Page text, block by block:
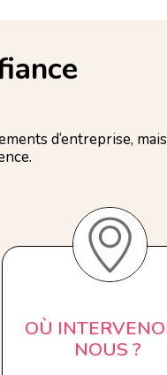
d’entreprise,
OÙ
NOUS ?